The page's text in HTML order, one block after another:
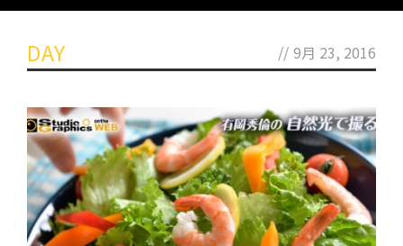
DAY // 9月 23, 2016